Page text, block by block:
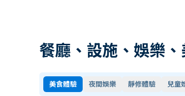
餐廳、設施、娛樂
美食體驗 夜間娛樂 靜修體驗 兒童